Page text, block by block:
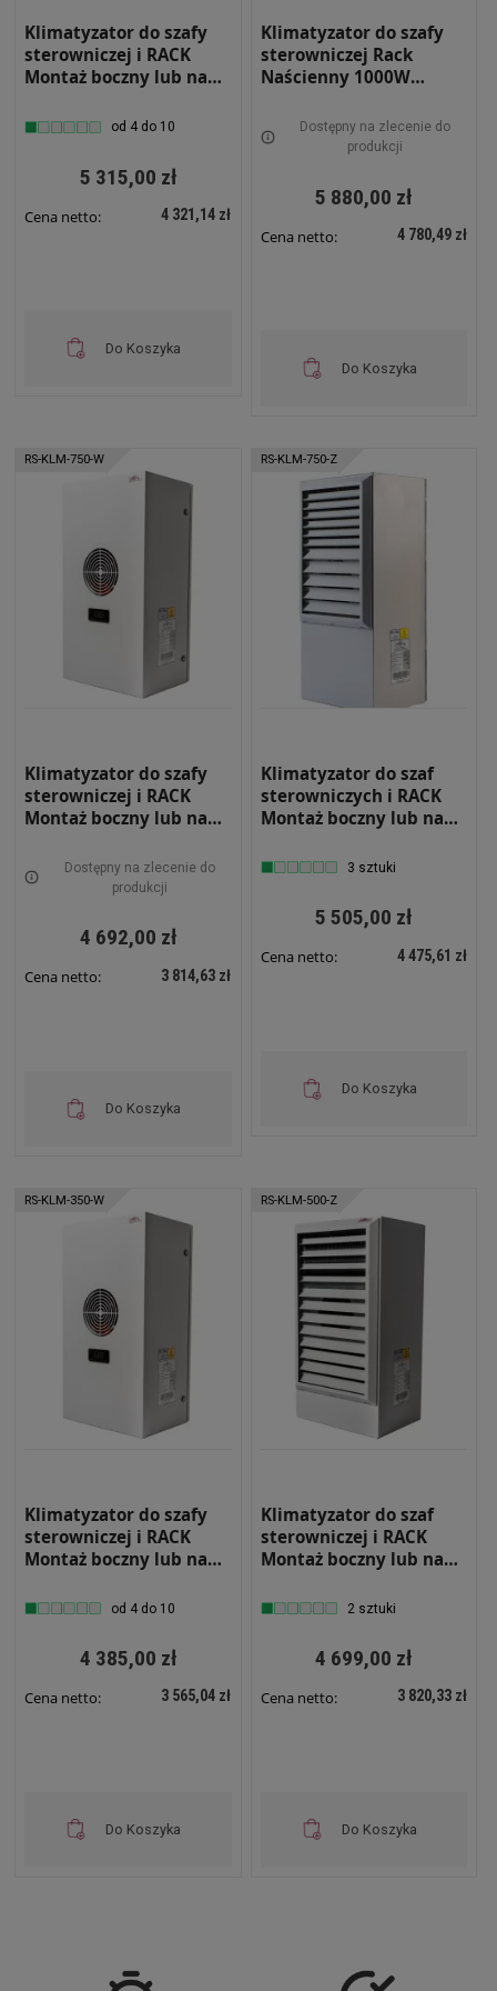
Klimatyzator do szafy
sterowniczej i RACK
Montaż boczny lub na
chłodnicza 1000W
1000-W
od 4 do 10
5 315,00 zł
Cena netto: 4 321,14 zł
Do Koszyka
Klimatyzator do szafy
sterowniczej Rack
Naścienny 1000W
1000-ZDostępny na zlecenie do
produkcji
5 880,00 zł
Cena netto: 4 780,49 zł
Do Koszyka
RS-KLM-750-W
Klimatyzator do szafy
sterowniczej i RACK
Montaż boczny lub na
chłodnicza 790W
Wewnętrzny RS-KLM-
Dostępny na zlecenie do
produkcji
4 692,00 zł
Cena netto: 3 814,63 zł
Do Koszyka
RS-KLM-750-Z
Klimatyzator do szaf
sterowniczych i RACK
Montaż boczny lub na
chłodnicza 790W
3 sztuki
5 505,00 zł
Cena netto: 4 475,61 zł
Do Koszyka
RS-KLM-350-W
Klimatyzator do szafy
sterowniczej i RACK
Montaż boczny lub na
chłodnicza 350W
od 4 do 10
4 385,00 zł
Cena netto: 3 565,04 zł
Do Koszyka
RS-KLM-500-Z
Klimatyzator do szaf
sterowniczej i RACK
Montaż boczny lub na
chłodnicza 500W
2 sztuki
4 699,00 zł
Cena netto: 3 820,33 zł
Do Koszyka